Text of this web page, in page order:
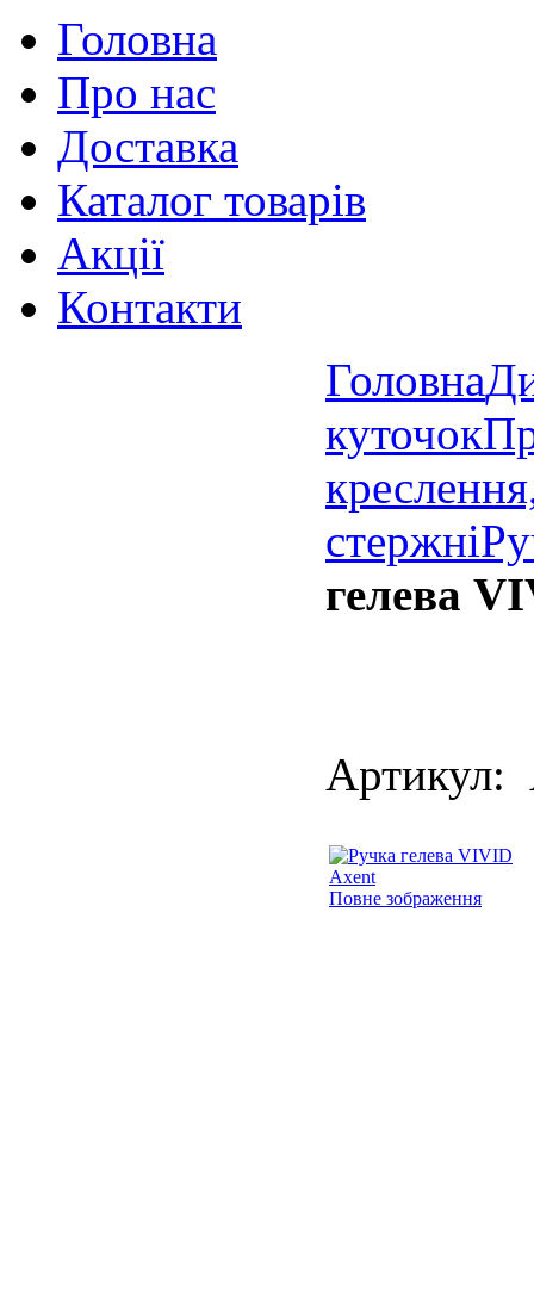
Головна
Про нас
Доставка
Каталог товарів
Акції
Контакти
Головна
куточок
стержні
гелева
Повне зображення